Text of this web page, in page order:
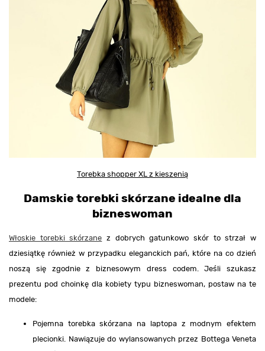
Torebka shopper XL z kieszenią
Damskie torebki skórzane idealne dla
bizneswoman
Włoskie torebki skórzane z dobrych gatunkowo skór to strzał w
dziesiątkę również w przypadku eleganckich pań, które na co dzień
noszą się zgodnie z biznesowym dress codem. Jeśli szukasz
prezentu pod choinkę dla kobiety typu bizneswoman, postaw na te
modele:
Pojemna torebka skórzana na laptopa z modnym efektem
plecionki. Nawiązuje do wylansowanych przez Bottega Veneta